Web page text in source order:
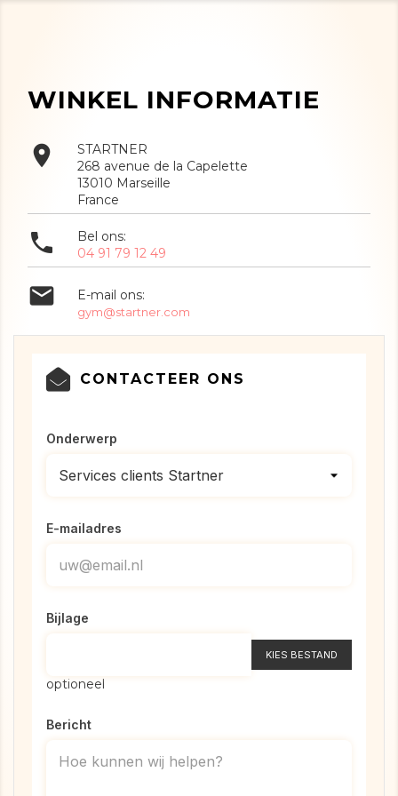
WINKEL INFORMATIE

STARTNER
268 avenue de la Capelette
13010 Marseille
France

Bel ons:
04 91 79 12 49
 E-mail ons:
gym@startner.com
CONTACTEER ONS
Onderwerp
E-mailadres
Bijlage
KIES BESTAND
optioneel
Bericht